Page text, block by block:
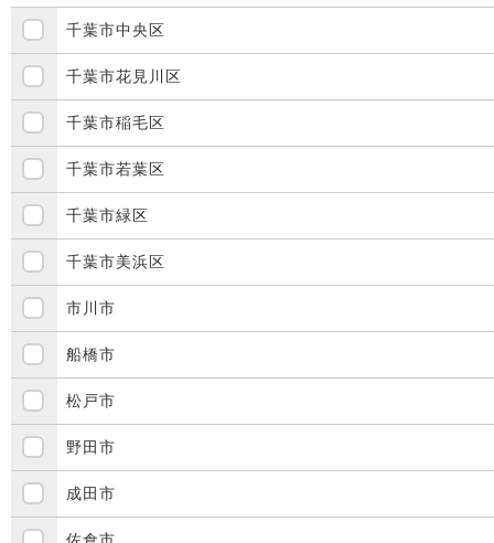
千葉市中央区
千葉市花見川区
千葉市稲毛区
千葉市若葉区
千葉市緑区
千葉市美浜区
市川市
船橋市
松戸市
野田市
成田市